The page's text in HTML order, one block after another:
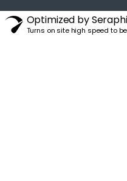
Optimized by
Turns on site high speed to